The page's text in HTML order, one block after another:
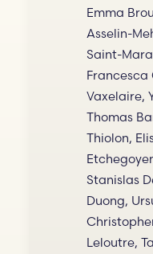
Emma
Asselin-
Saint-
Francesca
Vaxelaire,
Thomas
Thiolon,
Stanislas
Duong,
Leloutre,